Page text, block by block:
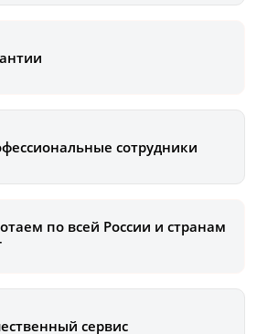
сотрудники
по всей России и странам
сервис